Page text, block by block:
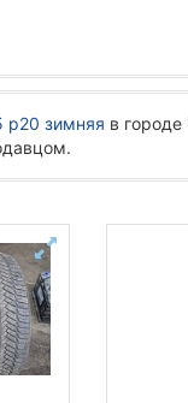
р20 зимняя в